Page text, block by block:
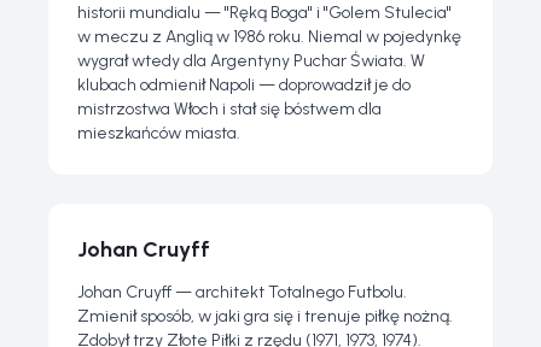
historii mundialu — "Ręką Boga" i "Golem Stulecia"
w meczu z Anglią w 1986 roku. Niemal w pojedynkę
wygrał wtedy dla Argentyny Puchar Świata. W
klubach odmienił Napoli — doprowadził je do
mistrzostwa Włoch i stał się bóstwem dla
mieszkańców miasta.
Johan Cruyff
Johan Cruyff — architekt Totalnego Futbolu.
Zmienił sposób, w jaki gra się i trenuje piłkę nożną.
Zdobył trzy Złote Piłki z rzędu (1971, 1973, 1974).